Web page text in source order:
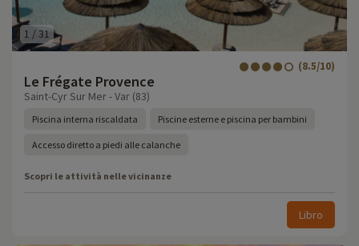
1 /31
Le Frégate Provence
(8.5/10)
Saint-Cyr Sur Mer - Var (83)
Piscina interna riscaldata Piscine esterne e piscina per bambini
Accesso diretto a piedi alle calanche
Scopri le attività nelle vicinanze
Libro